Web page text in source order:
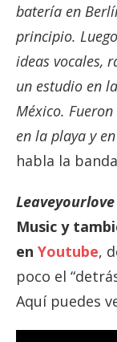
batería en
principio.
ideas vocales,
un estudio en
México.
en la playa y
habla la
Leaveyourlove
Music y
en Youtube,
poco el
Aquí puedes